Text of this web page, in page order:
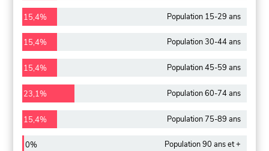
15,4% Population 15-29 ans
15,4% Population 30-44 ans
15,4% Population 45-59 ans
23,1% Population 60-74 ans
15,4% Population 75-89 ans
0% Population 90 ans et +